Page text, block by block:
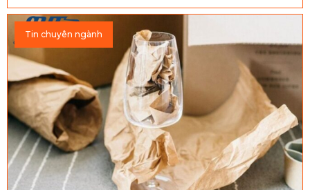
Hãy cùng tìm hiểu chi tiết sự khác biệt trong nội dung
dưới đây để sử dụng đúng quy định và tránh bị xử phạt.
Tin chuyên ngành